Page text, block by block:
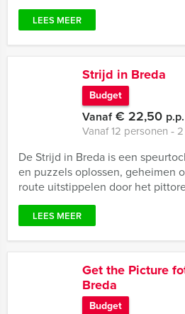
LEES MEER
Strijd in Breda
Budget
Vanaf€ 22,50
Vanaf 12 personen ‐
De Strijd in Breda is een
en puzzels oplossen, geheimen
route uitstippelen door het
LEES MEER
Get the Picture
Breda
Budget